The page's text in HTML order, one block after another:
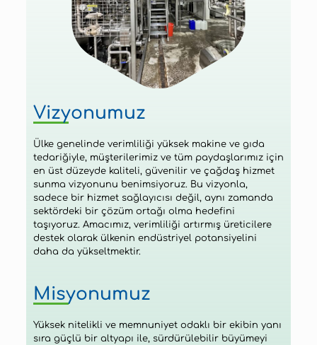
Vizyonumuz
Ülke genelinde verimliliği yüksek makine ve gıda
tedariğiyle, müşterilerimiz ve tüm paydaşlarımız için
en üst düzeyde kaliteli, güvenilir ve çağdaş hizmet
sunma vizyonunu benimsiyoruz. Bu vizyonla,
sadece bir hizmet sağlayıcısı değil, aynı zamanda
sektördeki bir çözüm ortağı olma hedefini
taşıyoruz. Amacımız, verimliliği artırmış üreticilere
destek olarak ülkenin endüstriyel potansiyelini
daha da yükseltmektir.
Misyonumuz
Yüksek nitelikli ve memnuniyet odaklı bir ekibin yanı
sıra güçlü bir altyapı ile, sürdürülebilir büyümeyi